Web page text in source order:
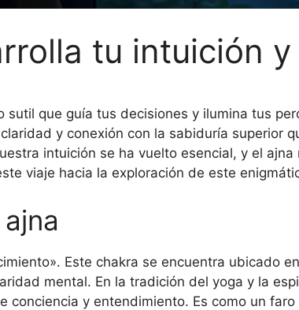
tu intuición
que guía tus decisiones y ilumina tus
y conexión con la sabiduría superior
intuición se ha vuelto esencial, y el
viaje hacia la exploración de este
Este chakra se encuentra ubicado
mental. En la tradición del yoga y la
conciencia y entendimiento. Es como un